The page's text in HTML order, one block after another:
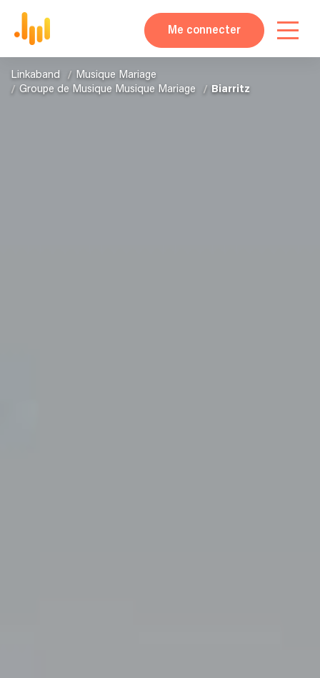
Me connecter
Linkaband
Musique Mariage
Groupe de Musique Musique Mariage
Biarritz